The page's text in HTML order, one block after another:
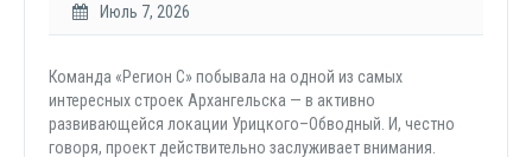
Июль 7, 2026
Команда «Регион С» побывала на одной из самых
интересных строек Архангельска — в активно
развивающейся локации Урицкого–Обводный. И, честно
говоря, проект действительно заслуживает внимания.